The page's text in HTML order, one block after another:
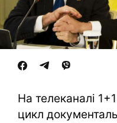
На телеканалі
цикл